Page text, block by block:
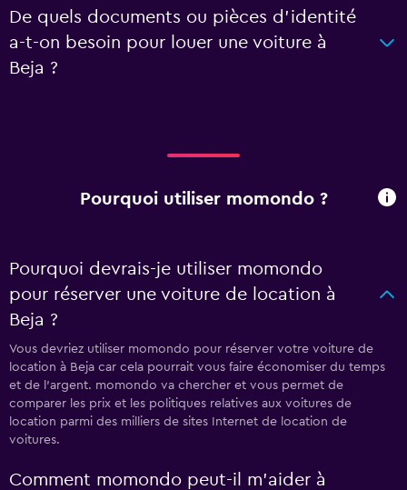
De quels documents ou pièces d'identité
a-t-on besoin pour louer une voiture à
Beja ?
Pourquoi utiliser momondo ?
Pourquoi devrais-je utiliser momondo
pour réserver une voiture de location à
Beja ?
Vous devriez utiliser momondo pour réserver votre voiture de
location à Beja car cela pourrait vous faire économiser du temps
et de l'argent. momondo va chercher et vous permet de
comparer les prix et les politiques relatives aux voitures de
location parmi des milliers de sites Internet de location de
voitures.
Comment momondo peut-il m’aider à